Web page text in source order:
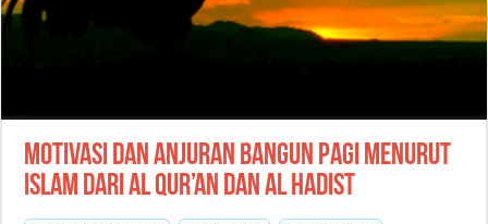
Motivasi dan Anjuran Bangun Pagi Menurut
Islam dari Al Qur’an dan Al Hadist